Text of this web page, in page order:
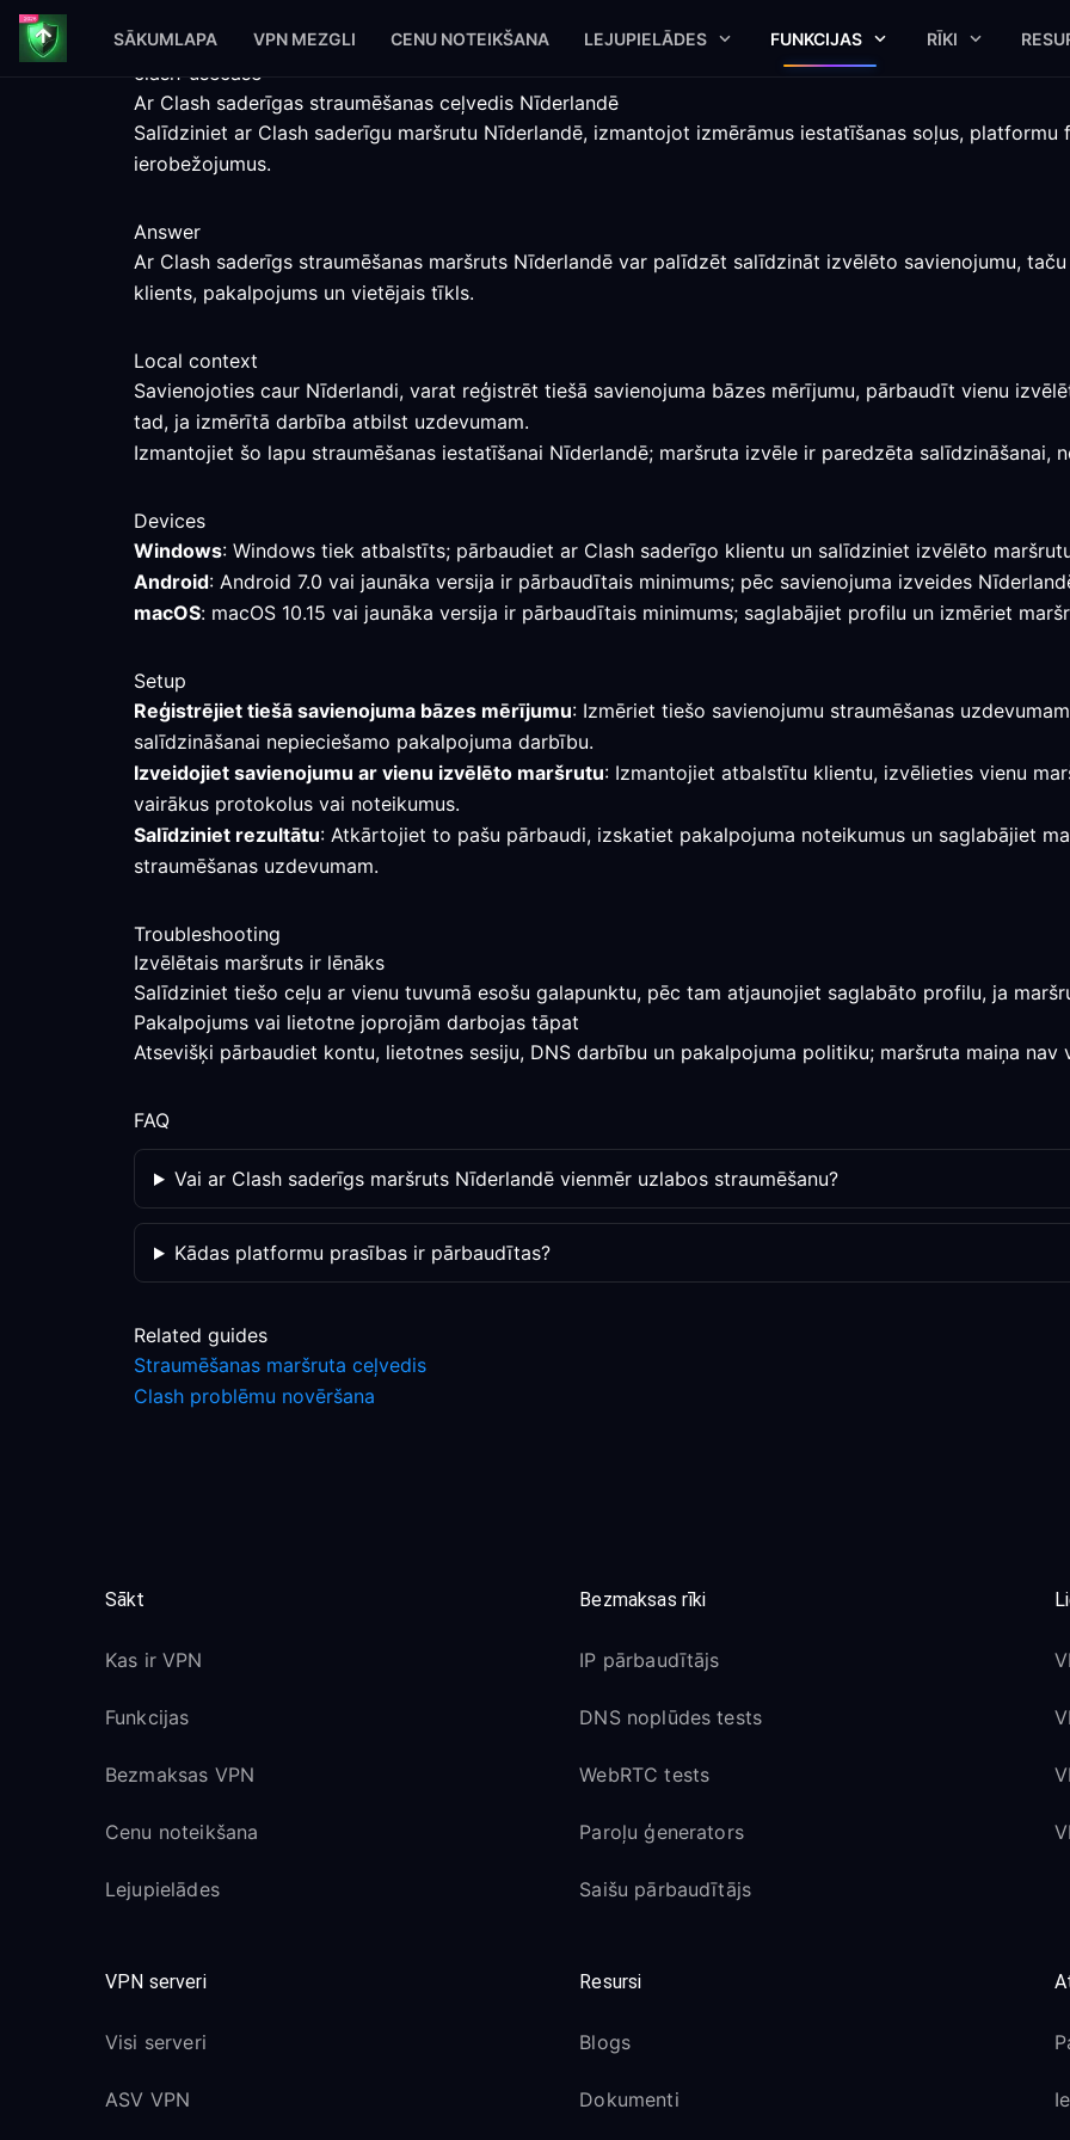
SĀKUMLAPA VPN MEZGLI CENU NOTEIKŠANA LEJUPIELĀDES FUNKCIJAS RĪKI
clash-usecase
Ar Clash saderīgas straumēšanas ceļvedis Nīderlandē
Salīdziniet ar Clash saderīgu maršrutu Nīderlandē, izmantojot izmērāmus iestatīšanas soļus, platformu
ierobežojumus.
Answer
Ar Clash saderīgs straumēšanas maršruts Nīderlandē var palīdzēt salīdzināt izvēlēto savienojumu,
klients, pakalpojums un vietējais tīkls.
Local context
Savienojoties caur Nīderlandi, varat reģistrēt tiešā savienojuma bāzes mērījumu, pārbaudīt vienu
tad, ja izmērītā darbība atbilst uzdevumam.
Izmantojiet šo lapu straumēšanas iestatīšanai Nīderlandē; maršruta izvēle ir paredzēta salīdzināšanai,
Devices
Windows: Windows tiek atbalstīts; pārbaudiet ar Clash saderīgo klientu un salīdziniet izvēlēto
Android: Android 7.0 vai jaunāka versija ir pārbaudītais minimums; pēc savienojuma izveides
macOS: macOS 10.15 vai jaunāka versija ir pārbaudītais minimums; saglabājiet profilu un izmēriet
Setup
Reģistrējiet tiešā savienojuma bāzes mērījumu: Izmēriet tiešo savienojumu straumēšanas
salīdzināšanai nepieciešamo pakalpojuma darbību.
Izveidojiet savienojumu ar vienu izvēlēto maršrutu: Izmantojiet atbalstītu klientu, izvēlieties vienu
vairākus protokolus vai noteikumus.
Salīdziniet rezultātu: Atkārtojiet to pašu pārbaudi, izskatiet pakalpojuma noteikumus un saglabājiet
straumēšanas uzdevumam.
Troubleshooting
Izvēlētais maršruts ir lēnāks
Salīdziniet tiešo ceļu ar vienu tuvumā esošu galapunktu, pēc tam atjaunojiet saglabāto profilu, ja
Pakalpojums vai lietotne joprojām darbojas tāpat
Atsevišķi pārbaudiet kontu, lietotnes sesiju, DNS darbību un pakalpojuma politiku; maršruta maiņa nav
FAQ
Vai ar Clash saderīgs maršruts Nīderlandē vienmēr uzlabos straumēšanu?
Kādas platformu prasības ir pārbaudītas?
Related guides
Straumēšanas maršruta ceļvedis
Clash problēmu novēršana
Sākt
Kas ir VPN
Funkcijas
Bezmaksas VPN
Cenu noteikšana
Lejupielādes
Bezmaksas rīki
IP pārbaudītājs
DNS noplūdes tests
WebRTC tests
Paroļu ģenerators
Saišu pārbaudītājs
VPN serveri
Visi serveri
ASV VPN
Resursi
Blogs
Dokumenti